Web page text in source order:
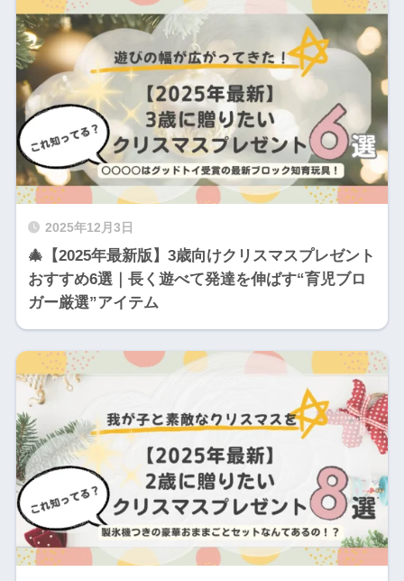
2025年12月3日
🎄【2025年最新版】3歳向けクリスマスプレゼント
おすすめ6選｜長く遊べて発達を伸ばす“育児ブロ
ガー厳選”アイテム